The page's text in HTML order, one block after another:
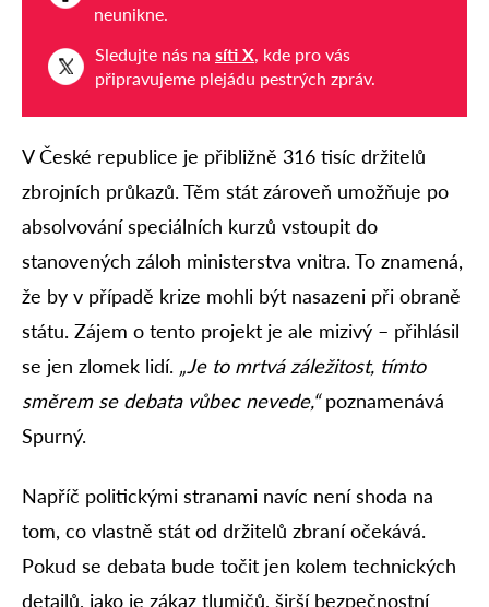
neunikne.
Sledujte nás na síti X, kde pro vás
připravujeme plejádu pestrých zpráv.
V České republice je přibližně 316 tisíc držitelů
zbrojních průkazů. Těm stát zároveň umožňuje po
absolvování speciálních kurzů vstoupit do
stanovených záloh ministerstva vnitra. To znamená,
že by v případě krize mohli být nasazeni při obraně
státu. Zájem o tento projekt je ale mizivý – přihlásil
se jen zlomek lidí. „Je to mrtvá záležitost, tímto
směrem se debata vůbec nevede,“poznamenává
Spurný.
Napříč politickými stranami navíc není shoda na
tom, co vlastně stát od držitelů zbraní očekává.
Pokud se debata bude točit jen kolem technických
detailů, jako je zákaz tlumičů, širší bezpečnostní